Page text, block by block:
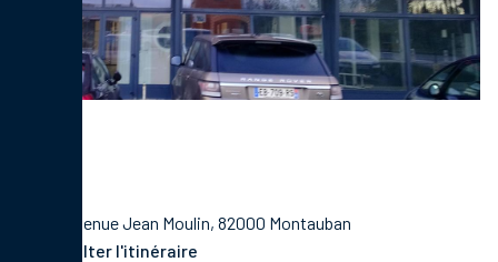
752 Avenue Jean Moulin, 82000 Montauban
Consulter l'itinéraire